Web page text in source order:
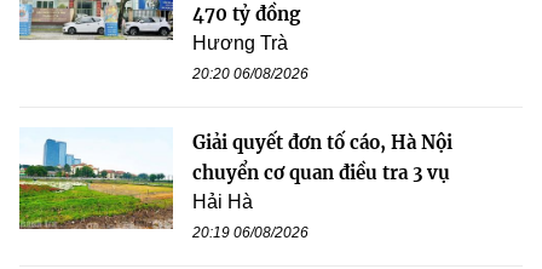
470 tỷ đồng
Hương Trà
20:20 06/08/2026
Giải quyết đơn tố cáo, Hà Nội
chuyển cơ quan điều tra 3 vụ
Hải Hà
20:19 06/08/2026